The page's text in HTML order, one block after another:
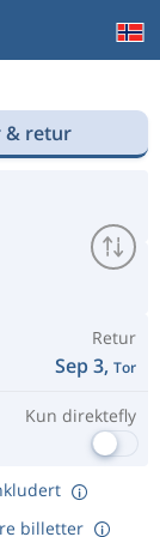
& retur
Retur
Sep 3, Tor
Kun direktefly
billetter